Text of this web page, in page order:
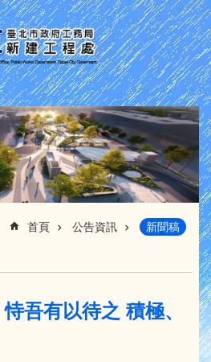
首頁 公告資訊 新聞稿
吾有以待之 積極、